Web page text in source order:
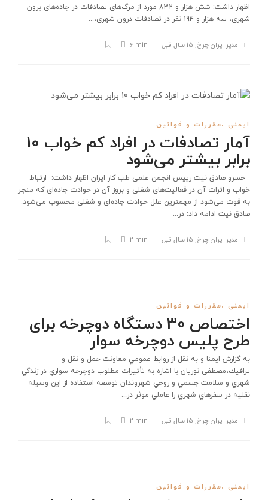
اظهار داشت: شش هزار و 832 مورد از مرگ‌های تصادفات در جاده‌های برون
شهری، سه هزار و 194 نفر در تصادفات درون شهری،...
مدیر ایران چرخ, 15 سال قبل 6 min
ایمنی ،مقررات و قوانین
آمار تصادفات در افراد كم خواب 10
برابر بیشتر می‌شود
خسرو صادق نیت رییس انجمن علمی طب كار ایران اظهار داشت: ارتباط
خواب و اثرات آن در فعالیت‌های شغلی و بروز آن در حوادث جاده‌ای كه منجر
به فوت می‌شود از مهمترین علل حوادث جاده‌ای و شغلی محسوب می‌شود.
صادق ‌نیت ادامه داد: در...
مدیر ایران چرخ, 15 سال قبل 2 min
ایمنی ،مقررات و قوانین
اختصاص ۳۰ دستگاه دوچرخه برای
طرح پلیس دوچرخه سوار
به گزارش ایمنا و به نقل از روابط عمومي معاونت حمل و نقل و
ترافيك،مصطفی نوريان با اشاره به تأثيرات مطلوب دوچرخه سواري در زندگي
شهري و سلامت جسمي و روحي شهروندان توسعه استفاده از اين وسيله
نقليه در سفرهاي شهري را عاملي موثر در...
مدیر ایران چرخ, 15 سال قبل 2 min
ایمنی ،مقررات و قوانین